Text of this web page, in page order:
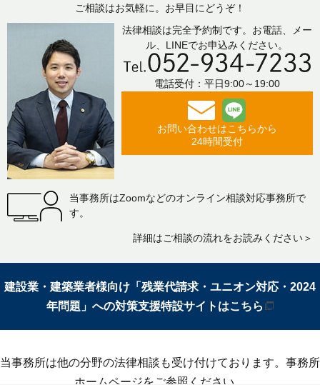
ご相談はお気軽に。お早目にどうぞ！
法律相談は完全予約制です。お電話、メー
ル、LINEでお申込みください。
電話受付：平日9:00～19:00
お問い合わせはこちらから
24時間受付
当事務所はZoomなどのオンライン相談対応事務所で
す。
詳細はご相談の流れをお読みください＞
建設業・建築業者様向け「残業代請求・ユニオン対応・2024
年問題」への対策支援特設サイトはこちら
当事務所は他の分野の法律相談も受け付けております。事務所
ホームページをご参照ください。